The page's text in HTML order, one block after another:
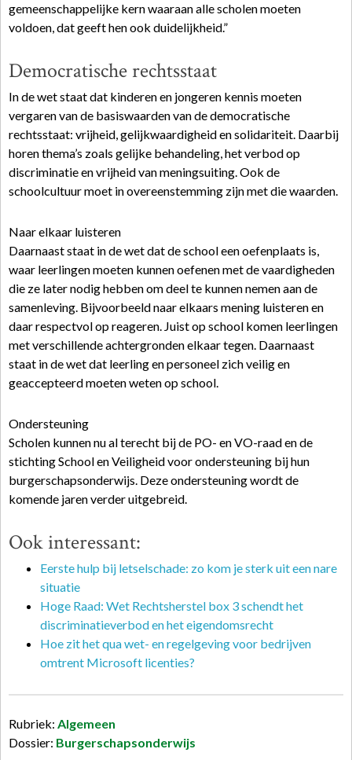
gemeenschappelijke kern waaraan alle scholen moeten
voldoen, dat geeft hen ook duidelijkheid.”
Democratische rechtsstaat
In de wet staat dat kinderen en jongeren kennis moeten
vergaren van de basiswaarden van de democratische
rechtsstaat: vrijheid, gelijkwaardigheid en solidariteit. Daarbij
horen thema’s zoals gelijke behandeling, het verbod op
discriminatie en vrijheid van meningsuiting. Ook de
schoolcultuur moet in overeenstemming zijn met die waarden.
Naar elkaar luisteren
Daarnaast staat in de wet dat de school een oefenplaats is,
waar leerlingen moeten kunnen oefenen met de vaardigheden
die ze later nodig hebben om deel te kunnen nemen aan de
samenleving. Bijvoorbeeld naar elkaars mening luisteren en
daar respectvol op reageren. Juist op school komen leerlingen
met verschillende achtergronden elkaar tegen. Daarnaast
staat in de wet dat leerling en personeel zich veilig en
geaccepteerd moeten weten op school.
Ondersteuning
Scholen kunnen nu al terecht bij de PO- en VO-raad en de
stichting School en Veiligheid voor ondersteuning bij hun
burgerschapsonderwijs. Deze ondersteuning wordt de
komende jaren verder uitgebreid.
Ook interessant:
Eerste hulp bij letselschade: zo kom je sterk uit een nare
situatie
Hoge Raad: Wet Rechtsherstel box 3 schendt het
discriminatieverbod en het eigendomsrecht
Hoe zit het qua wet- en regelgeving voor bedrijven
omtrent Microsoft licenties?
Rubriek: Algemeen
Dossier: Burgerschapsonderwijs